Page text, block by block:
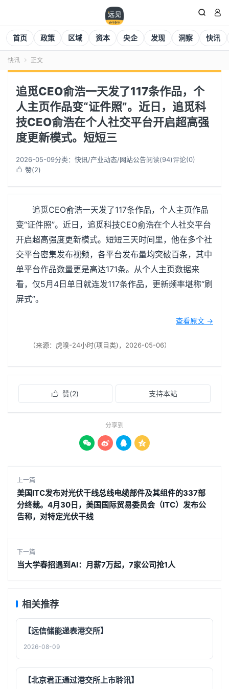
 
首页 政策 区域 资本 央企 发现 洞察 快讯
快讯  正文
追觅CEO俞浩一天发了117条作品，个
人主页作品变“证件照”。近日，追觅科
技CEO俞浩在个人社交平台开启超高强
度更新模式。短短三
2026-05-09分类： 快讯/产业动态/网站公告阅读(95)评论(0)
 赞(2)
追觅CEO俞浩一天发了117条作品，个人主页作品
变“证件照”。近日，追觅科技CEO俞浩在个人社交平台
开启超高强度更新模式。短短三天时间里，他在多个社
交平台密集发布视频，各平台发布量均突破百条，其中
单平台作品数量更是高达171条。从个人主页数据来
看，仅5月4日单日就连发117条作品，更新频率堪称“刷
屏式”。
查看原文 →
（来源：虎嗅-24小时(项目类)，2026-05-06）
 赞(2) 支持本站
分享到
   
上一篇
美国ITC发布对光伏干线总线电缆部件及其组件的337部
分终裁。4月30日，美国国际贸易委员会（ITC）发布公
告称，对特定光伏干线
下一篇
当大学春招遇到AI：月薪7万起，7家公司抢1人
相关推荐
【远信储能递表港交所】
2026-08-09
【北京君正通过港交所上市聆讯】